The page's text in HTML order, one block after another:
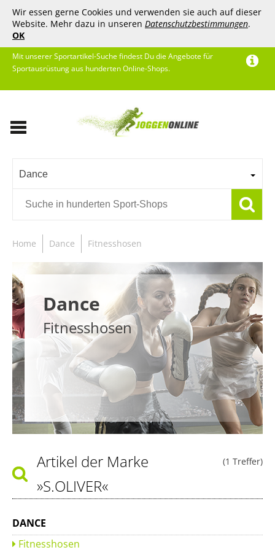
Wir essen gerne Cookies und verwenden sie auch auf dieser
Website. Mehr dazu in unseren Datenschutzbestimmungen.
OK
Mit unserer Sportartikel-Suche findest Du die Angebote für
Sportausrüstung aus hunderten Online-Shops.
Dance
Home Dance Fitnesshosen
Dance
Fitnesshosen
(1 Treffer)
Artikel der Marke
»S.OLIVER«
DANCE
Fitnesshosen